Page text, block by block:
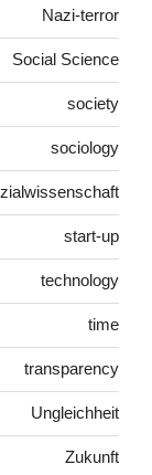
Nazi-terror
Social Science
society
sociology
start-up
technology
time
transparency
Ungleichheit
Zukunft